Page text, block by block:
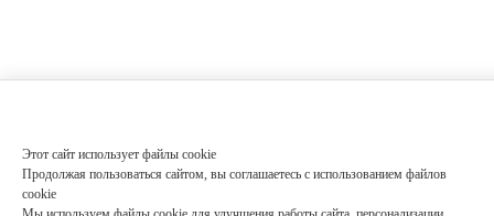
Этот сайт использует файлы cookie
Продолжая пользоваться сайтом, вы соглашаетесь с использованием файлов
cookie